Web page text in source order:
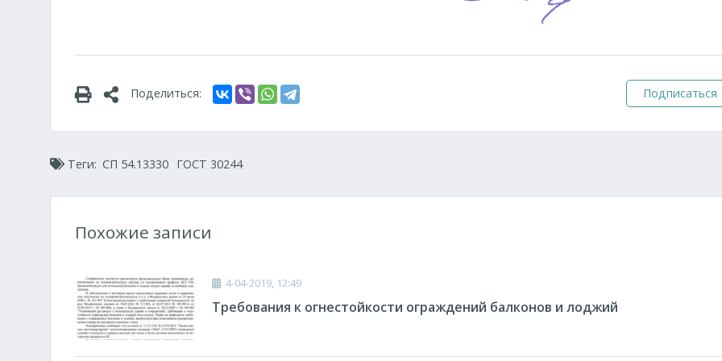
Поделиться: Подписаться
Теги: СП 54.13330 ГОСТ 30244
Похожие записи
4-04-2019, 12:49
Требования к огнестойкости ограждений балконов и лоджий